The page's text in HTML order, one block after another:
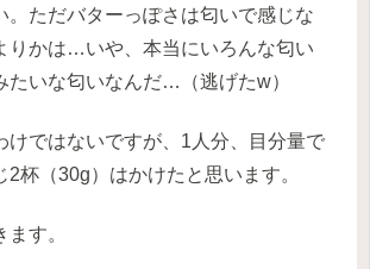
。ただバターっぽさは匂いで感じな
りかは…いや、本当にいろんな匂い
たいな匂いなんだ…（逃げたw）
けではないですが、1人分、目分量で
2杯（30g）はかけたと思います。
す。